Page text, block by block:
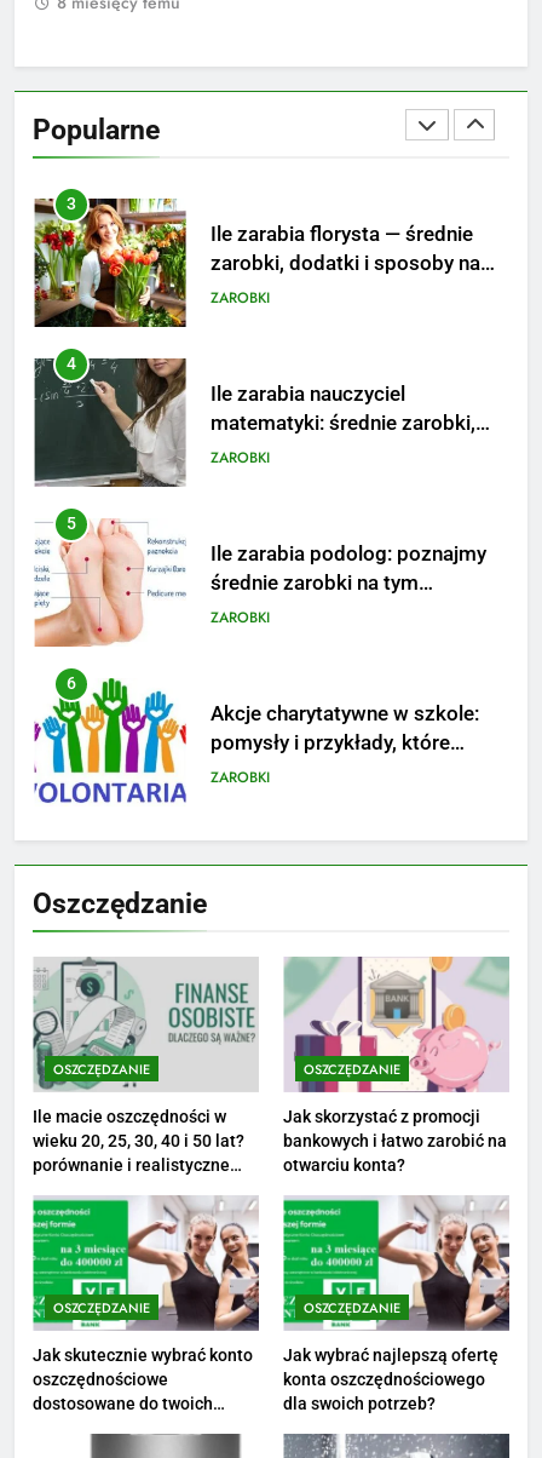
Popularne
poznaj średnie zarobki na tym
3
Ile zarabia florysta — średnie
zarobki, dodatki i sposoby na
podwyżkę
ZAROBKI
4
Ile zarabia nauczyciel
matematyki: średnie zarobki,
dodatki i perspektywy
ZAROBKI
5
Ile zarabia podolog: poznajmy
średnie zarobki na tym
stanowisku
ZAROBKI
6
Akcje charytatywne w szkole:
pomysły i przykłady, które
zainspirują
ZAROBKI
7
budżet
8
Netflix tagger — czym jest,
opinie i zarobki
PRACA
1
Ile zarabia striptizer: poznaj
aktualne stawki męskiego
striptizera
ZAROBKI
2
Ile zarabia psycholog szkolny:
poznaj średnie zarobki na tym
stanowisku
ZAROBKI
Oszczędzanie
OSZCZĘDZANIE
Ile macie oszczędności w
wieku 20, 25, 30, 40 i 50 lat?
porównanie i realistyczne
OSZCZĘDZANIE
Jak skorzystać z promocji
bankowych i łatwo zarobić na
otwarciu konta?
OSZCZĘDZANIE
Jak skutecznie wybrać konto
oszczędnościowe
dostosowane do twoich
OSZCZĘDZANIE
Jak wybrać najlepszą ofertę
konta oszczędnościowego
dla swoich potrzeb?